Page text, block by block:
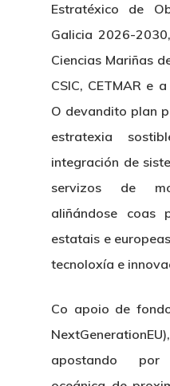
Estratéxico de
Galicia 2026-
Ciencias Mariñas
CSIC, CETMAR e
O devandito plan
estratexia
integración de
servizos de
aliñándose coas
estatais e
tecnoloxía e
Co apoio de
apostando por